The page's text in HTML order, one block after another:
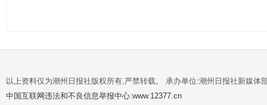
以上资料仅为潮州日报社版权所有,严禁转载。 承办单位:潮州日报社新媒体
中国互联网违法和不良信息举报中心:www.12377.cn